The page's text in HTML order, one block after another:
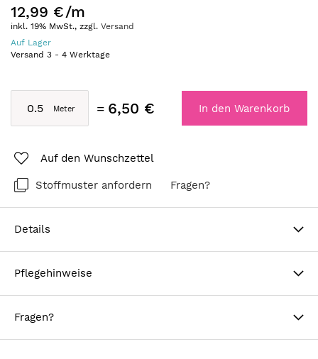
12,99 €/m
inkl. 19% MwSt., zzgl. Versand
Auf Lager
Versand 3 - 4 Werktage
6,50 € In den Warenkorb
Auf den Wunschzettel
Stoffmuster anfordern Fragen?
Details
Pflegehinweise
Fragen?